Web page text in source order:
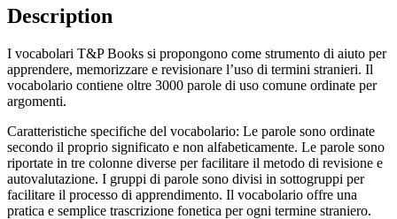
Description
I vocabolari T&P Books si propongono come strumento di aiuto per
apprendere, memorizzare e revisionare l’uso di termini stranieri. Il
vocabolario contiene oltre 3000 parole di uso comune ordinate per
argomenti.
Caratteristiche specifiche del vocabolario: Le parole sono ordinate
secondo il proprio significato e non alfabeticamente. Le parole sono
riportate in tre colonne diverse per facilitare il metodo di revisione e
autovalutazione. I gruppi di parole sono divisi in sottogruppi per
facilitare il processo di apprendimento. Il vocabolario offre una
pratica e semplice trascrizione fonetica per ogni termine straniero.